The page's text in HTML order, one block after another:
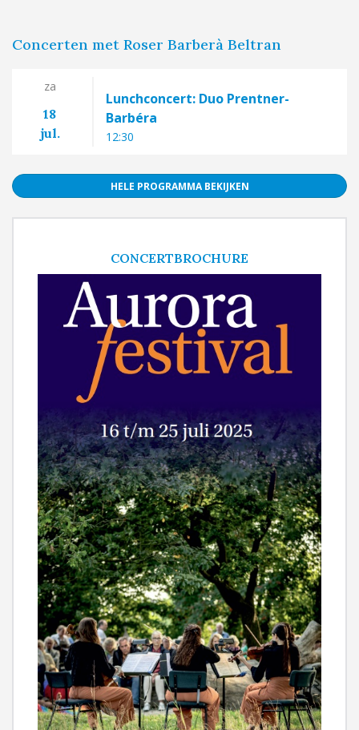
Concerten met Roser Barberà Beltran
za
18
jul.
Lunchconcert: Duo Prentner-
Barbéra
12:30
HELE PROGRAMMA BEKIJKEN
CONCERTBROCHURE